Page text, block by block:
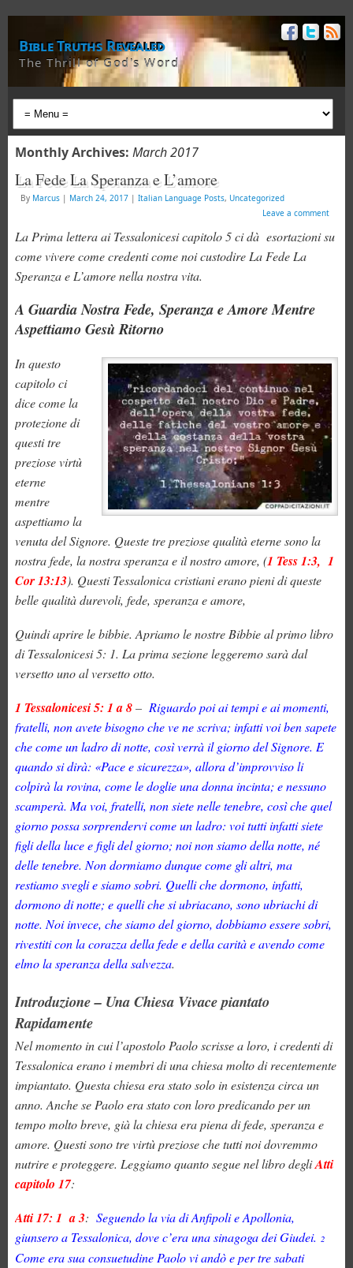
Bible Truths Revealed
The Thrill of God's Word
Monthly Archives: March 2017
La Fede La Speranza e L’amore
By Marcus | March 24, 2017 | Italian Language Posts, Uncategorized
Leave a comment
La Prima lettera ai Tessalonicesi capitolo 5 ci dà esortazioni su
come vivere come credenti come noi custodire La Fede La
Speranza e L’amore nella nostra vita.
A Guardia Nostra Fede, Speranza e Amore Mentre
Aspettiamo Gesù Ritorno
In questo
capitolo ci
dice come la
protezione di
questi tre
preziose virtù
eterne
mentre
aspettiamo la
venuta del Signore. Queste tre preziose qualità eterne sono la
nostra fede, la nostra speranza e il nostro amore, (1 Tess 1:3, 1
Cor 13:13). Questi Tessalonica cristiani erano pieni di queste
belle qualità durevoli, fede, speranza e amore,
Quindi aprire le bibbie. Apriamo le nostre Bibbie al primo libro
di Tessalonicesi 5: 1. La prima sezione leggeremo sarà dal
versetto uno al versetto otto.
1 Tessalonicesi 5: 1 a 8– Riguardo poi ai tempi e ai momenti,
fratelli, non avete bisogno che ve ne scriva; infatti voi ben sapete
che come un ladro di notte, così verrà il giorno del Signore. E
quando si dirà: «Pace e sicurezza», allora d’improvviso li
colpirà la rovina, come le doglie una donna incinta; e nessuno
scamperà. Ma voi, fratelli, non siete nelle tenebre, così che quel
giorno possa sorprendervi come un ladro: voi tutti infatti siete
figli della luce e figli del giorno; noi non siamo della notte, né
delle tenebre. Non dormiamo dunque come gli altri, ma
restiamo svegli e siamo sobri. Quelli che dormono, infatti,
dormono di notte; e quelli che si ubriacano, sono ubriachi di
notte. Noi invece, che siamo del giorno, dobbiamo essere sobri,
rivestiti con la corazza della fede e della carità e avendo come
elmo la speranza della salvezza.
Introduzione – Una Chiesa Vivace piantato
Rapidamente
Nel momento in cui l’apostolo Paolo scrisse a loro, i credenti di
Tessalonica erano i membri di una chiesa molto di recentemente
impiantato. Questa chiesa era stato solo in esistenza circa un
anno. Anche se Paolo era stato con loro predicando per un
tempo molto breve, già la chiesa era piena di fede, speranza e
amore. Questi sono tre virtù preziose che tutti noi dovremmo
nutrire e proteggere. Leggiamo quanto segue nel libro degliAtti
capitolo 17:
Atti 17: 1 a 3: Seguendo la via di Anfipoli e Apollonia,
giunsero a Tessalonica, dove c’era una sinagoga dei Giudei. 2
Come era sua consuetudine Paolo vi andò e per tre sabati